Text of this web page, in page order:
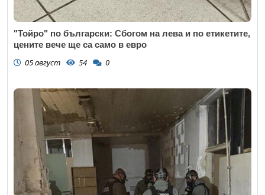
"Тойро" по български: Сбогом на лева и по етикетите,
цените вече ще са само в евро
05 август 54 0